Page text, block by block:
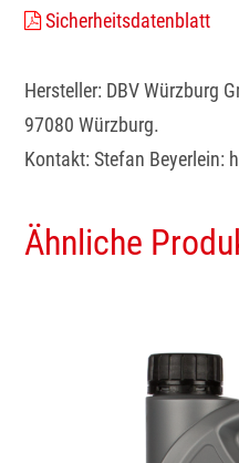
Sicherheitsdatenblatt
Hersteller: DBV Würzburg
97080 Würzburg.
Kontakt: Stefan Beyerlein:
Ähnliche